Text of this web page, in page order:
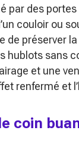
par des
couloir ou
de préserver
hublots sans
et une
renfermé et
coin